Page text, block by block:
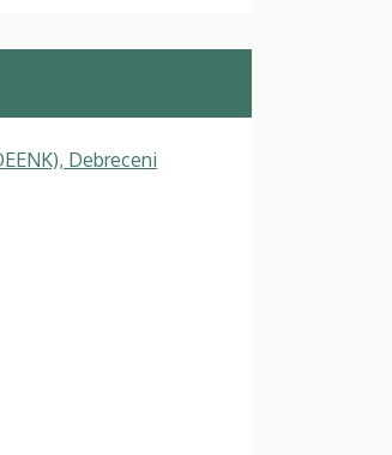
Debreceni